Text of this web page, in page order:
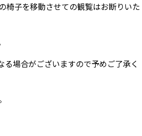
椅子を移動させての観覧はお断りいた
る場合がございますので予めご了承く